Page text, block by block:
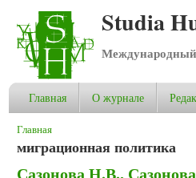
Studia
Международный
Главная О журнале
Вы здесь
Главная
миграционная политика